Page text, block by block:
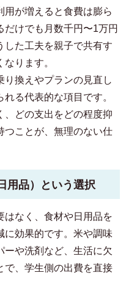
用が増えると食費は膨ら
けでも月数千円〜1万円
した工夫を親子で共有す
ります。
り換えやプランの見直し
る代表的な項目です。
、どの支出をどの程度抑
つことが、無理のない仕
用品）という選択
はなく、食材や日用品を
に効果的です。米や調味
ーや洗剤など、生活に欠
で、学生側の出費を直接